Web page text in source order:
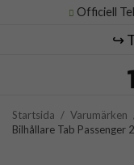
Officiell
↪️
Startsida / Varumärken
Bilhållare Tab Passenger